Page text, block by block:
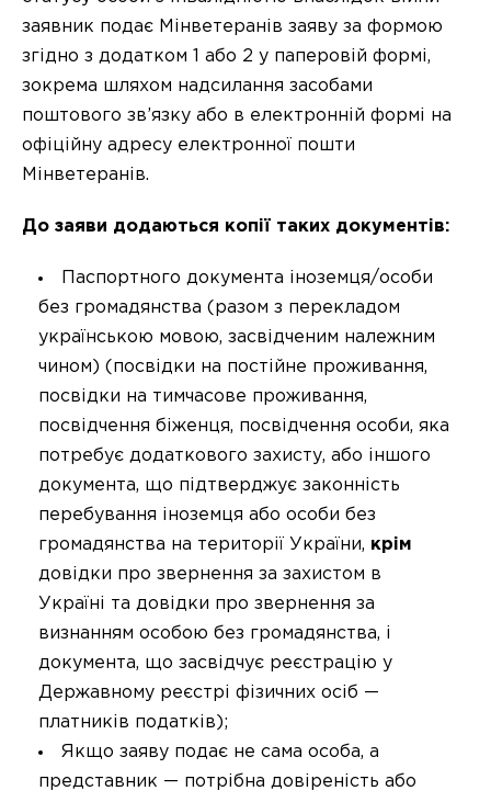
заявник подає Мінветеранів заяву за формою
згідно з додатком 1 або 2 у паперовій формі,
зокрема шляхом надсилання засобами
поштового зв’язку або в електронній формі на
офіційну адресу електронної пошти
Мінветеранів.
До заяви додаються копії таких документів:
Паспортного документа іноземця/особи
без громадянства (разом з перекладом
українською мовою, засвідченим належним
чином) (посвідки на постійне проживання,
посвідки на тимчасове проживання,
посвідчення біженця, посвідчення особи, яка
потребує додаткового захисту, або іншого
документа, що підтверджує законність
перебування іноземця або особи без
громадянства на території України, крім
довідки про звернення за захистом в
Україні та довідки про звернення за
визнанням особою без громадянства, і
документа, що засвідчує реєстрацію у
Державному реєстрі фізичних осіб —
платників податків);
Якщо заяву подає не сама особа, а
представник — потрібна довіреність або